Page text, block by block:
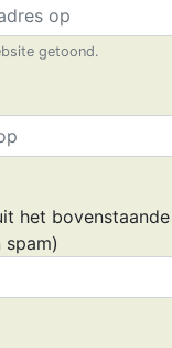
getoond.
het